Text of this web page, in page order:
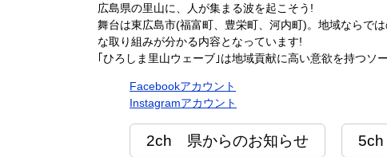
広島県の里山に、人が集まる波を起こそう!
舞台は東広島市(福富町、豊栄町、河内町)。地域ならで
な取り組みが分かる内容となっています!
｢ひろしま里山ウェーブ｣は地域貢献に高い意欲を持つ
Facebookアカウント
Instagramアカウント
2ch 県からのお知らせ